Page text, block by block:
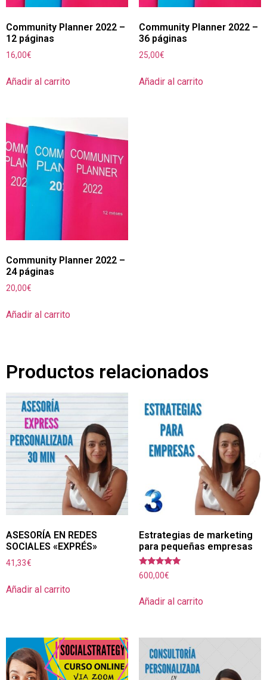
Community Planner 2022 –
12 páginas
16,00€
Añadir al carrito
Community Planner 2022 –
36 páginas
25,00€
Añadir al carrito
Community Planner 2022 –
24 páginas
20,00€
Añadir al carrito
Productos relacionados
ASESORÍA EN REDES
SOCIALES «EXPRÉS»
41,33€
Añadir al carrito
Estrategias de marketing
para pequeñas empresas
Valorado con
5.00
600,00€
Añadir al carrito